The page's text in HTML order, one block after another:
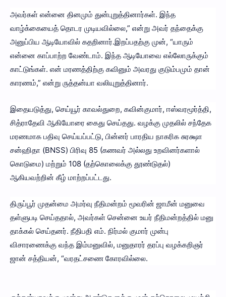
அவர்கள் என்னை தினமும் துன்புறுத்தினார்கள். இந்த
வாழ்க்கையைத் தொடர முடியவில்லை,” என்று அவர் தந்தைக்கு
அனுப்பிய ஆடியோவில் கதறினார்.இறப்பதற்கு முன், “யாரும்
என்னை காப்பாற்ற வேண்டாம். இந்த ஆடியோவை எல்லோருக்கும்
காட்டுங்கள். என் மரணத்திற்கு கவினும் அவரது குடும்பமும் தான்
காரணம்,” என்று ருத்தன்யா வலியுறுத்தினார்.
இதையடுத்து, செய்யூர் காவல்துறை, கவின்குமார், ஈஸ்வரமூர்த்தி,
சித்ராதேவி ஆகியோரை கைது செய்தது. வழக்கு முதலில் சந்தேக
மரணமாக பதிவு செய்யப்பட்டு, பின்னர் பாரதிய நாகரிக சுரக்ஷா
சன்ஹிதா (BNSS) பிரிவு 85 (கணவர் அல்லது உறவினர்களால்
கொடுமை) மற்றும் 108 (தற்கொலைக்கு தூண்டுதல்)
ஆகியவற்றின் கீழ் மாற்றப்பட்டது.
திருப்பூர் முதன்மை அமர்வு நீதிமன்றம் மூவரின் ஜாமீன் மனுவை
தள்ளுபடி செய்ததால், அவர்கள் சென்னை உயர் நீதிமன்றத்தில் மனு
தாக்கல் செய்தனர். நீதிபதி எம். நிர்மல் குமார் முன்பு
விசாரணைக்கு வந்த இம்மனுவில், மனுதாரர் தரப்பு வழக்கறிஞர்
ஜான் சத்தியன், “வரதட்சணை கோரவில்லை.